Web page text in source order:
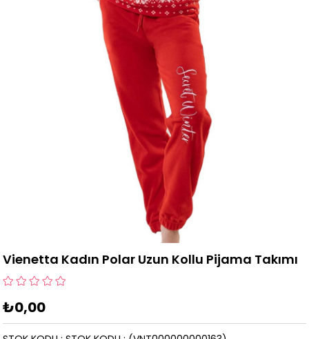
Vienetta Kadın Polar Uzun Kollu Pijama Takımı
₺0,00